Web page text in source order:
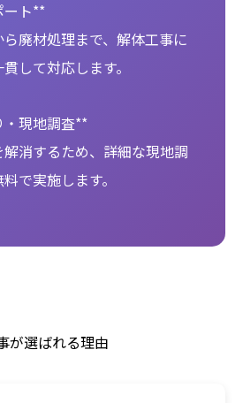
ート**
廃材処理まで、解体工事に
して対応します。
・現地調査**
消するため、詳細な現地調
で実施します。
が選ばれる理由